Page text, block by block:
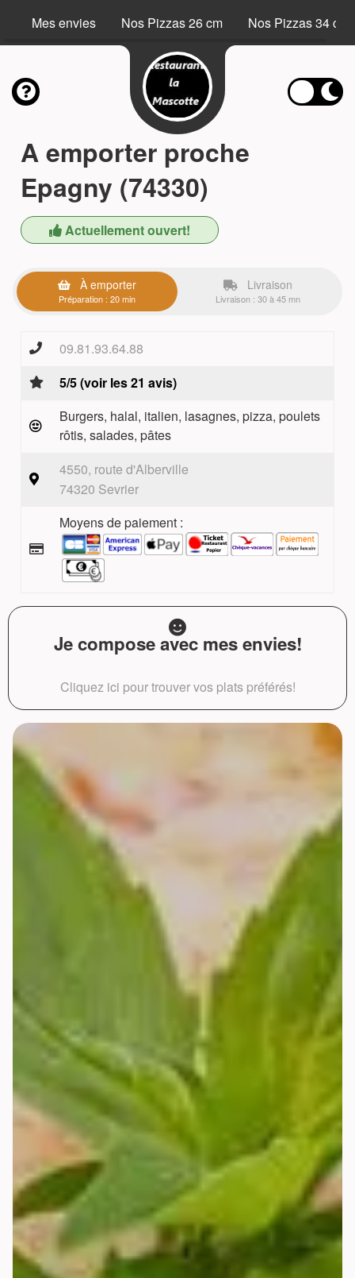
Mes envies Nos Pizzas 26 cm Nos Pizzas 34 cm
A emporter proche
Epagny (74330)
Actuellement ouvert!
À emporter
Préparation : 20 min
Livraison
Livraison : 30 à 45 mn
09.81.93.64.88
5/5 (voir les 21 avis)
Burgers, halal, italien, lasagnes, pizza, poulets
rôtis, salades, pâtes
4550, route d'Alberville
74320 Sevrier
Moyens de paiement :
Je compose avec mes envies!
Cliquez ici pour trouver vos plats préférés!